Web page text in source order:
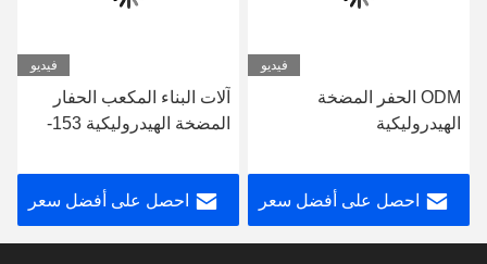
فيديو
ODM الحفر المضخة
الهيدروليكية
126-2073 catpump مضخة
الحفر
احصل على أفضل سعر
فيديو
آلات البناء المكعب الحفار
المضخة الهيدروليكية 153-
احصل على أفضل سعر